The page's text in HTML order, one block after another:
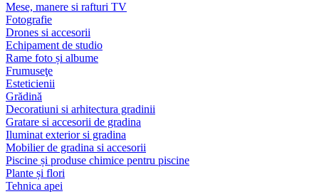
Mese, manere si rafturi TV
Fotografie
Drones si accesorii
Echipament de studio
Rame foto și albume
Frumuseţe
Esteticienii
Grădină
Decoratiuni si arhitectura gradinii
Gratare si accesorii de gradina
Iluminat exterior si gradina
Mobilier de gradina si accesorii
Piscine și produse chimice pentru piscine
Plante și flori
Tehnica apei